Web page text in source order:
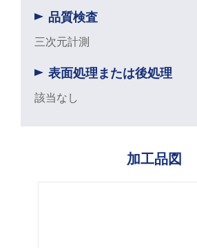
品質検査
三次元計測
表面処理または後処理
該当なし
加工品図
ーラーブレーキスペーサー
フォークリフト支持座 / トレ
鋳鉄 スワッシュプレート
排気ガスマニホールド